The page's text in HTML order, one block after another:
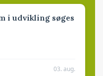
i udvikling søges
03. aug.